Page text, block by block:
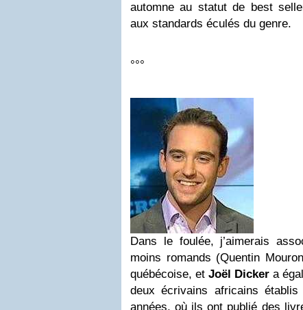
automne au statut de best
aux standards éculés du genre.
°°°
Dans le foulée, j’aimerais
moins romands (Quentin
québécoise, et Joël Dicker a
deux écrivains africains
années, où ils ont publié des